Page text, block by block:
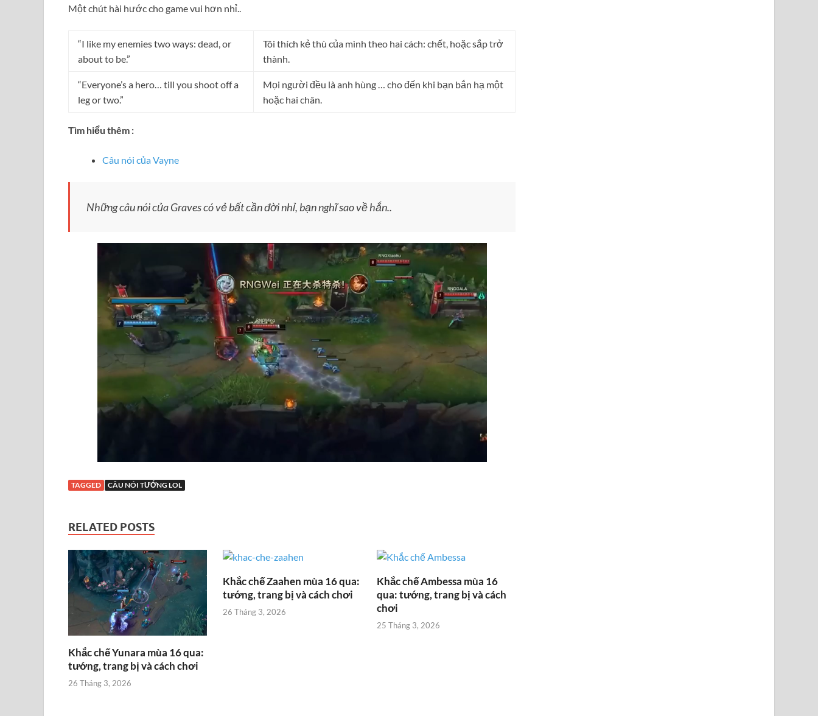
Một chút hài hước cho game vui hơn nhỉ..
“I like my enemies two ways: dead, or
about to be.”
Tôi thích kẻ thù của mình theo hai cách: chết, hoặc sắp trở
thành.
“Everyone’s a hero… till you shoot off a
leg or two.”
Mọi người đều là anh hùng … cho đến khi bạn bắn hạ một
hoặc hai chân.
Tìm hiểu thêm :
Câu nói của Vayne
Những câu nói của Graves có vẻ bất cần đời nhỉ, bạn nghĩ sao về hắn..
TAGGED CÂU NÓI TƯỚNG LOL
RELATED POSTS
Khắc chế Yunara mùa 16 qua:
tướng, trang bị và cách chơi
26 Tháng 3, 2026
Khắc chế Zaahen mùa 16 qua:
tướng, trang bị và cách chơi
26 Tháng 3, 2026
Khắc chế Ambessa mùa 16
qua: tướng, trang bị và cách
chơi
25 Tháng 3, 2026